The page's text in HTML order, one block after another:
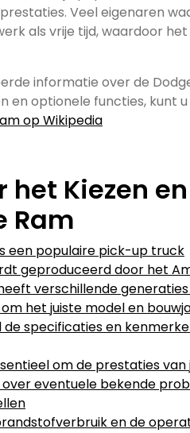
Veel eigenaren
als vrije tijd, waardoor
informatie over de
en optionele functies, kunt
op Wikipedia
het Kiezen
Ram
een populaire pick-up truck
geproduceerd door het
verschillende
het juiste model en
specificaties en
om de prestaties
eventuele bekende
en de